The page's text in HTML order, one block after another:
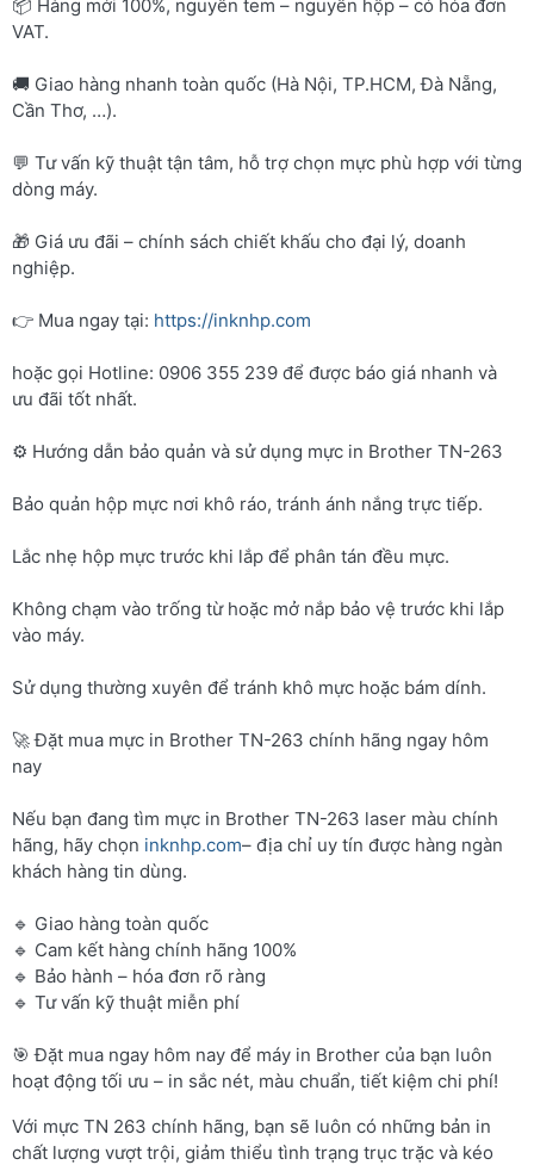
📦 Hàng mới 100%, nguyên tem – nguyên hộp – có hóa đơn
VAT.
🚚 Giao hàng nhanh toàn quốc (Hà Nội, TP.HCM, Đà Nẵng,
Cần Thơ, …).
💬 Tư vấn kỹ thuật tận tâm, hỗ trợ chọn mực phù hợp với từng
dòng máy.
🎁 Giá ưu đãi – chính sách chiết khấu cho đại lý, doanh
nghiệp.
👉 Mua ngay tại: https://inknhp.com
hoặc gọi Hotline: 0906 355 239 để được báo giá nhanh và
ưu đãi tốt nhất.
⚙️ Hướng dẫn bảo quản và sử dụng mực in Brother TN-263
Bảo quản hộp mực nơi khô ráo, tránh ánh nắng trực tiếp.
Lắc nhẹ hộp mực trước khi lắp để phân tán đều mực.
Không chạm vào trống từ hoặc mở nắp bảo vệ trước khi lắp
vào máy.
Sử dụng thường xuyên để tránh khô mực hoặc bám dính.
🚀 Đặt mua mực in Brother TN-263 chính hãng ngay hôm
nay
Nếu bạn đang tìm mực in Brother TN-263 laser màu chính
hãng, hãy chọn inknhp.com– địa chỉ uy tín được hàng ngàn
khách hàng tin dùng.
🔹 Giao hàng toàn quốc
🔹 Cam kết hàng chính hãng 100%
🔹 Bảo hành – hóa đơn rõ ràng
🔹 Tư vấn kỹ thuật miễn phí
🎯 Đặt mua ngay hôm nay để máy in Brother của bạn luôn
hoạt động tối ưu – in sắc nét, màu chuẩn, tiết kiệm chi phí!
Với mực TN 263 chính hãng, bạn sẽ luôn có những bản in
chất lượng vượt trội, giảm thiểu tình trạng trục trặc và kéo